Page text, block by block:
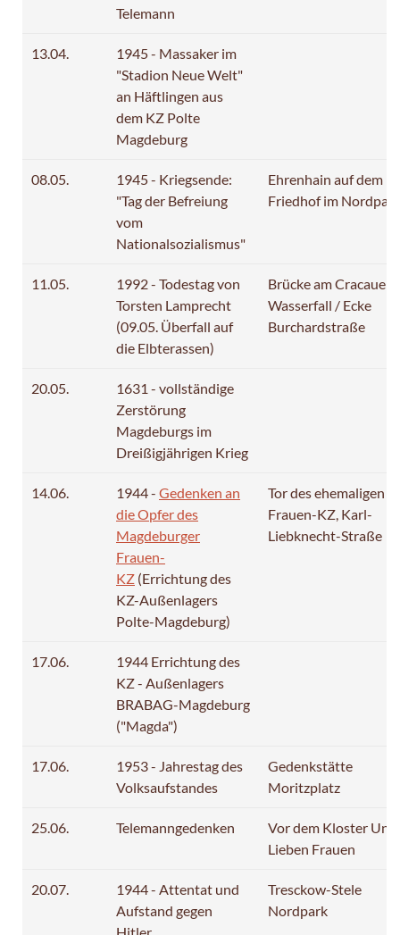
Telemann
13.04.
1945 - Massaker im
"Stadion Neue Welt"
an Häftlingen aus
dem KZ Polte
Magdeburg
08.05.
1945 - Kriegsende:
"Tag der Befreiung
vom
Nationalsozialismus"
Ehrenhain auf dem
Friedhof im Nordpark
11.05.
1992 - Todestag von
Torsten Lamprecht
(09.05. Überfall auf
die Elbterassen)
Brücke am Cracauer
Wasserfall / Ecke
Burchardstraße
20.05.
1631 - vollständige
Zerstörung
Magdeburgs im
Dreißigjährigen Krieg
14.06. 1944 - Gedenken an
die Opfer des
Magdeburger
Frauen-
KZ (Errichtung des
KZ-Außenlagers
Polte-Magdeburg)
Tor des ehemaligen
Frauen-KZ, Karl-
Liebknecht-Straße
17.06.
1944 Errichtung des
KZ - Außenlagers
BRABAG-Magdeburg
("Magda")
17.06.
1953 - Jahrestag des
Volksaufstandes
Gedenkstätte
Moritzplatz
25.06. Telemanngedenken
Vor dem Kloster
Lieben Frauen
20.07.
1944 - Attentat und
Aufstand gegen
Hitler
Tresckow-Stele
Nordpark